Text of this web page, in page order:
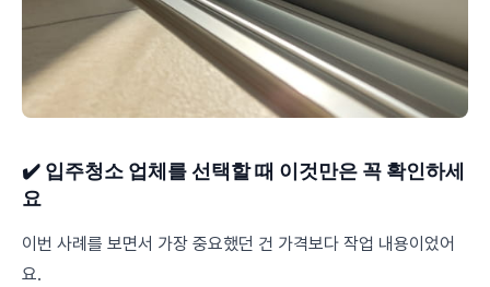
✔️ 입주청소 업체를 선택할 때 이것만은 꼭 확인하세
요
이번 사례를 보면서 가장 중요했던 건 가격보다 작업 내용이었어
요.